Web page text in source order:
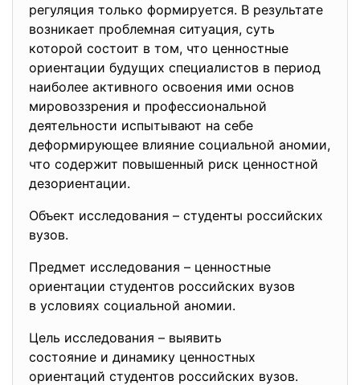
регуляция только формируется. В результате
возникает проблемная ситуация, суть
которой состоит в том, что ценностные
ориентации будущих специалистов в период
наиболее активного освоения ими основ
мировоззрения и профессиональной
деятельности испытывают на себе
деформирующее влияние социальной аномии,
что содержит повышенный риск ценностной
дезориентации.
Объект исследования – студенты российских
вузов.
Предмет исследования – ценностные
ориентации студентов российских вузов
в условиях социальной аномии.
Цель исследования – выявить
состояние и динамику ценностных
ориентаций студентов российских вузов.